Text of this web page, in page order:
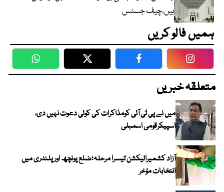
ہیں،چیف جسٹس
ہمیں فالو کریں
WhatsApp Twitter Facebook
متعلقہ خبریں
میں نے پی ٹی آئی کومذاکرات کی کوئی دعوت نہیں دی،
اسپیکرقومی اسمبلی
آزاد کشمیرالیکشن تیسرا مرحلہ؛ضلع پونچھ اور پلندری میں
انتخابات مؤخر